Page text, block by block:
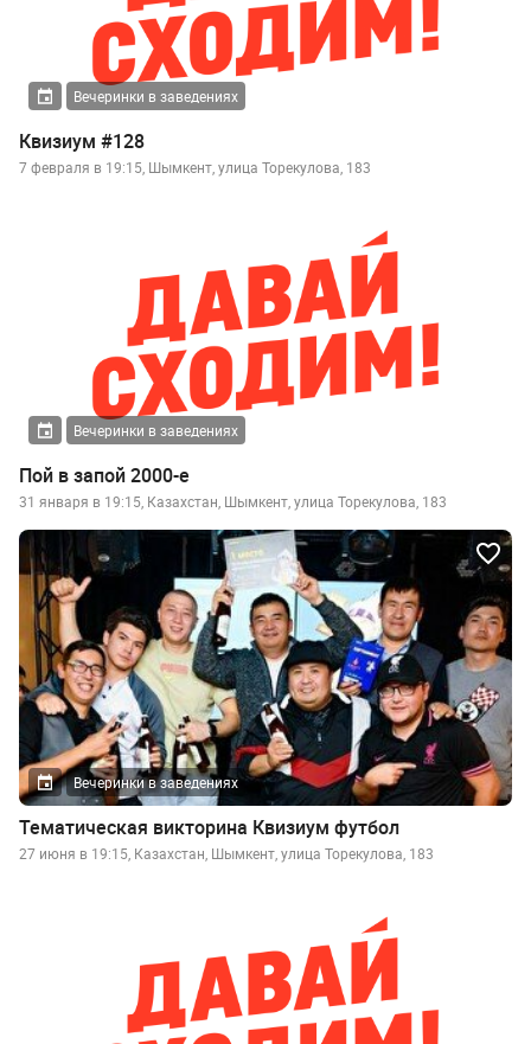
Вечеринки в заведениях
Квизиум #128
7 февраля в 19:15, Шымкент, улица Торекулова, 183
Вечеринки в заведениях
Пой в запой 2000-е
31 января в 19:15, Казахстан, Шымкент, улица Торекулова, 183
Вечеринки в заведениях
Тематическая викторина Квизиум футбол
27 июня в 19:15, Казахстан, Шымкент, улица Торекулова, 183